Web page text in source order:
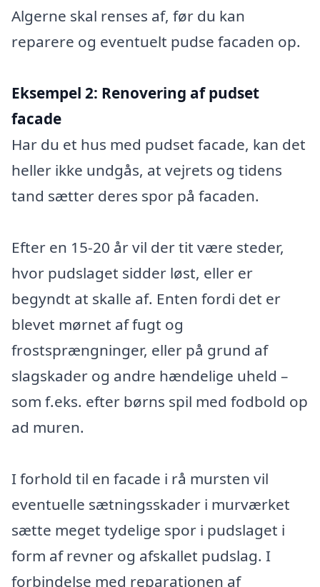
Algerne skal renses af, før du kan
reparere og eventuelt pudse facaden op.
Eksempel 2: Renovering af pudset
facade
Har du et hus med pudset facade, kan det
heller ikke undgås, at vejrets og tidens
tand sætter deres spor på facaden.
Efter en 15-20 år vil der tit være steder,
hvor pudslaget sidder løst, eller er
begyndt at skalle af. Enten fordi det er
blevet mørnet af fugt og
frostsprængninger, eller på grund af
slagskader og andre hændelige uheld –
som f.eks. efter børns spil med fodbold op
ad muren.
I forhold til en facade i rå mursten vil
eventuelle sætningsskader i murværket
sætte meget tydelige spor i pudslaget i
form af revner og afskallet pudslag. I
forbindelse med reparationen af